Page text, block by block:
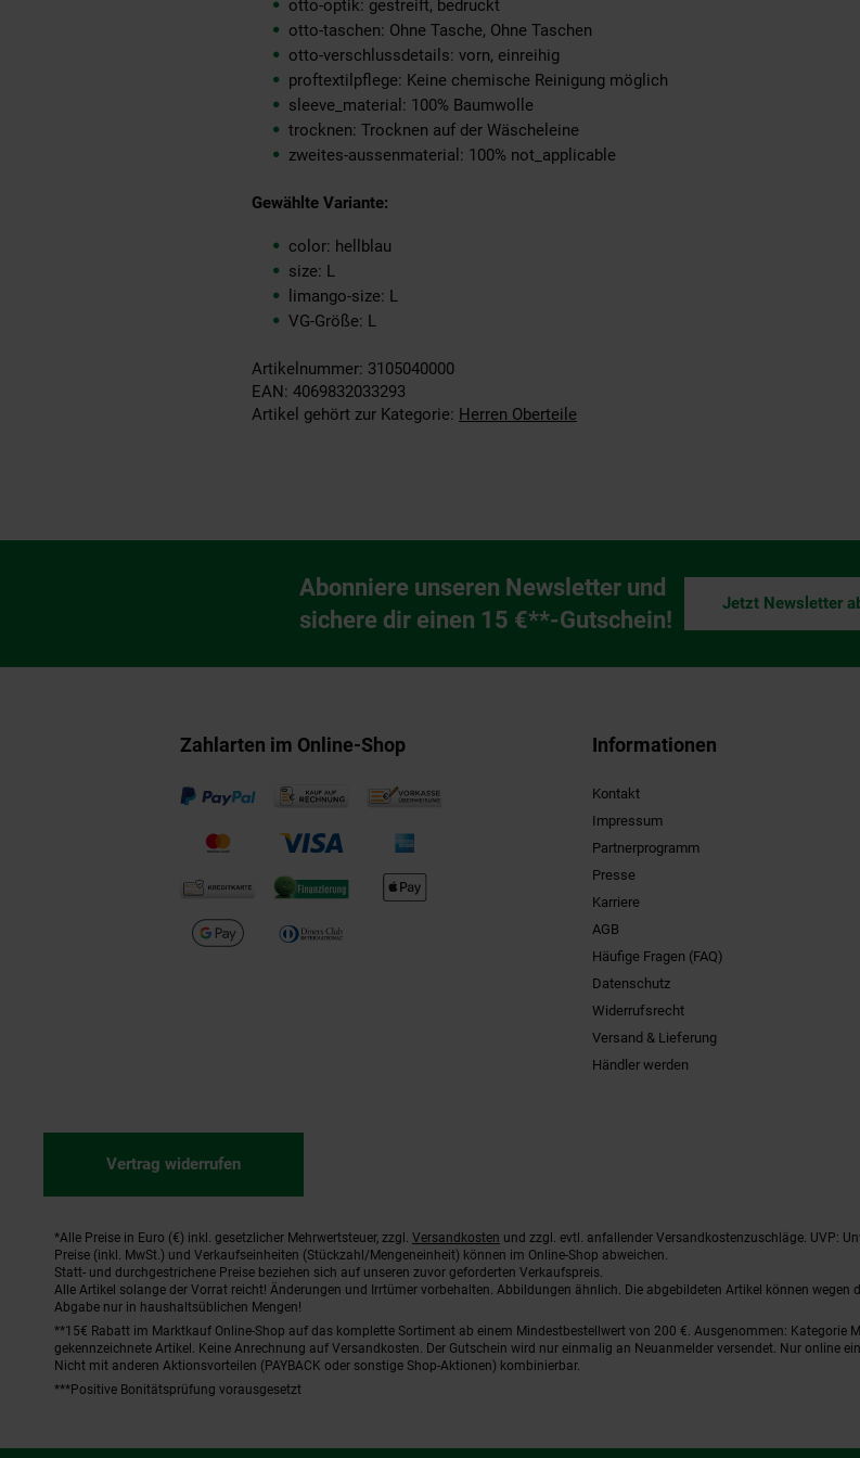
otto-optik: gestreift, bedruckt
otto-taschen: Ohne Tasche, Ohne Taschen
otto-verschlussdetails: vorn, einreihig
proftextilpflege: Keine chemische Reinigung möglich
sleeve_material: 100% Baumwolle
trocknen: Trocknen auf der Wäscheleine
zweites-aussenmaterial: 100% not_applicable
Gewählte Variante:
color: hellblau
size: L
limango-size: L
VG-Größe: L
Artikelnummer: 3105040000
EAN: 4069832033293
Artikel gehört zur Kategorie: Herren Oberteile
Newsletter Anmeldung
Abonniere unseren Newsletter und
sichere dir einen 15 €**-Gutschein!
Jetzt Newsletter
Zahlarten im Online-Shop Informationen
Kontakt
Impressum
Partnerprogramm
Presse
Karriere
AGB
Häufige Fragen (FAQ)
Datenschutz
Widerrufsrecht
Versand & Lieferung
Händler werden
Vertrag widerrufen
Fußnoten
*Alle Preise in Euro (€) inkl. gesetzlicher Mehrwertsteuer, zzgl. Versandkosten und zzgl. evtl. anfallender Versandkostenzuschläge. UVP:
Preise (inkl. MwSt.) und Verkaufseinheiten (Stückzahl/Mengeneinheit) können im Online-Shop abweichen.
Statt- und durchgestrichene Preise beziehen sich auf unseren zuvor geforderten Verkaufspreis.
Alle Artikel solange der Vorrat reicht! Änderungen und Irrtümer vorbehalten. Abbildungen ähnlich. Die abgebildeten Artikel können wegen
Abgabe nur in haushaltsüblichen Mengen!
**15€ Rabatt im Marktkauf Online-Shop auf das komplette Sortiment ab einem Mindestbestellwert von 200 €. Ausgenommen: Kategorie
gekennzeichnete Artikel. Keine Anrechnung auf Versandkosten. Der Gutschein wird nur einmalig an Neuanmelder versendet. Nur online
Nicht mit anderen Aktionsvorteilen (PAYBACK oder sonstige Shop-Aktionen) kombinierbar.
***Positive Bonitätsprüfung vorausgesetzt